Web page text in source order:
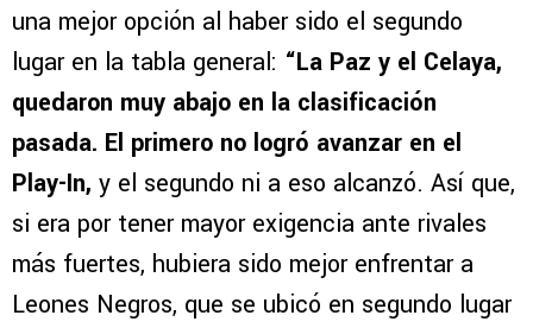
una mejor opción al haber sido el segundo
lugar en la tabla general: “La Paz y el Celaya,
quedaron muy abajo en la clasificación
pasada. El primero no logró avanzar en el
Play-In, y el segundo ni a eso alcanzó. Así que,
si era por tener mayor exigencia ante rivales
más fuertes, hubiera sido mejor enfrentar a
Leones Negros, que se ubicó en segundo lugar